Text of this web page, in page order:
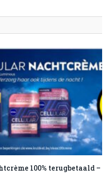
100% terugbetaald –